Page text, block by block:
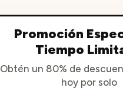
Promoción
Tiempo
Obtén un 80% de
hoy por solo